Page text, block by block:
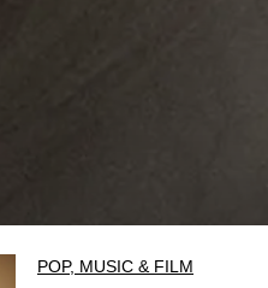
POP, MUSIC & FILM